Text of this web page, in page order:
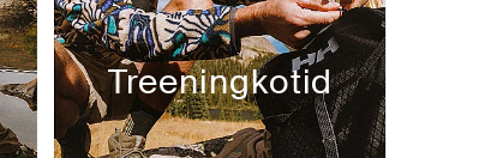
Treeningkotid